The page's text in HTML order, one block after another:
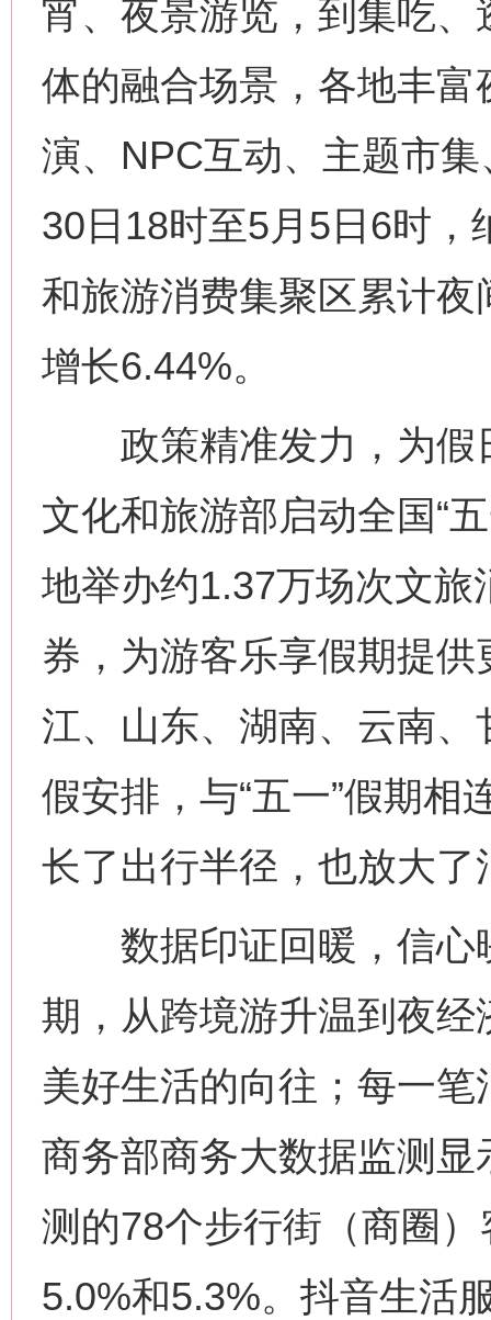
宵、夜景游览，到集吃
体的融合场景，各地丰
演、NPC互动、主题市
30日18时至5月5日6时，
和旅游消费集聚区累计
增长6.44%。
政策精准发力，为假
文化和旅游部启动全国“
地举办约1.37万场次文
券，为游客乐享假期提
江、山东、湖南、云南
假安排，与“五一”假期相
长了出行半径，也放大了
数据印证回暖，信心
期，从跨境游升温到夜
美好生活的向往；每一
商务部商务大数据监测
测的78个步行街（商圈
5.0%和5.3%。抖音生活